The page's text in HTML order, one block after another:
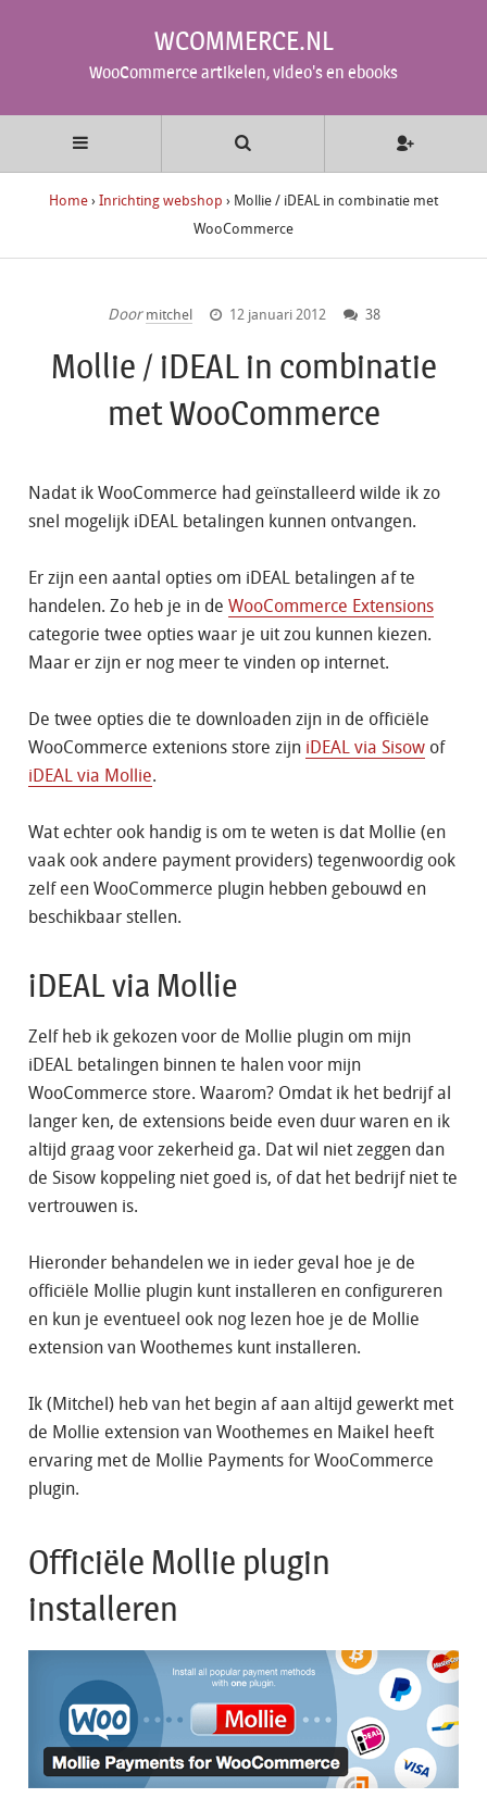
WCOMMERCE.NL
WooCommerce artikelen, video's en ebooks
Home › Inrichting webshop › Mollie / iDEAL in combinatie met
WooCommerce
Door mitchel 12 januari 2012 38
Mollie / iDEAL in combinatie
met WooCommerce
Nadat ik WooCommerce had geïnstalleerd wilde ik zo
snel mogelijk iDEAL betalingen kunnen ontvangen.
Er zijn een aantal opties om iDEAL betalingen af te
handelen. Zo heb je in de WooCommerce Extensions
categorie twee opties waar je uit zou kunnen kiezen.
Maar er zijn er nog meer te vinden op internet.
De twee opties die te downloaden zijn in de officiële
WooCommerce extenions store zijn iDEAL via Sisow of
iDEAL via Mollie.
Wat echter ook handig is om te weten is dat Mollie (en
vaak ook andere payment providers) tegenwoordig ook
zelf een WooCommerce plugin hebben gebouwd en
beschikbaar stellen.
iDEAL via Mollie
Zelf heb ik gekozen voor de Mollie plugin om mijn
iDEAL betalingen binnen te halen voor mijn
WooCommerce store. Waarom? Omdat ik het bedrijf al
langer ken, de extensions beide even duur waren en ik
altijd graag voor zekerheid ga. Dat wil niet zeggen dan
de Sisow koppeling niet goed is, of dat het bedrijf niet te
vertrouwen is.
Hieronder behandelen we in ieder geval hoe je de
officiële Mollie plugin kunt installeren en configureren
en kun je eventueel ook nog lezen hoe je de Mollie
extension van Woothemes kunt installeren.
Ik (Mitchel) heb van het begin af aan altijd gewerkt met
de Mollie extension van Woothemes en Maikel heeft
ervaring met de Mollie Payments for WooCommerce
plugin.
Officiële Mollie plugin
installeren